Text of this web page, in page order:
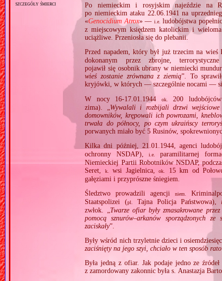
szczegóły śmierci
Po niemieckim i rosyjskim najeździe na
po niemieckim ataku 22.06.1941 na
«Genocidium Atrox» — i.e. ludobójstwa
z miejscowym księdzem katolickim i
uciążliwe. Przeniosła się do plebanii.
Przed napadem, który był już trzecim na wieś
dokonanym przez zbrojne,
pojawił się osobnik ubrany w niemiecki
wieś zostanie zrównana z ziemią”. To
kryjówki, w których — szczególnie nocami —
W nocy 16‐17.01.1944
ok.
200
zima). „ Wywalali i rozbijali drzwi wejściowe
domowników, krępowali ich powrozami,
trwała do północy, po czym ukraińscy
porwanych miało być 5 Rusinów,
Kilka dni później, 21.01.1944, agenci
ochronny NSDAP),i.e.
paramilitarnej
Niemieckiej Partii Robotników NSDAP,
Seret,
k. wsi Jagielnica,ok.
15 km od
gałęziami i przyprószne śniegiem.
Śledztwo prowadzili agencji
niem.
Staatspolizei (pl. Tajna Policja Państwowa),
zwłok. „ Twarze ofiar były zmasakrowane
pomocą sznurów–arkanów sporządzonych
zaciskały”.
Były wśród nich trzyletnie dzieci i
zaciśnięty na jego szyi, chciało w ten sposób
Była jedną z ofiar. Jak podaje jedno ze źródeł
z zamordowany zakonnic była s. Anastazja